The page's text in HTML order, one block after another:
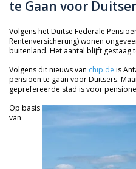
te Gaan voor
Volgens het Duitse Federale
Rentenversicherung) wonen
buitenland. Het aantal blijft gestaag
Volgens dit nieuws van chip.de is
pensioen te gaan voor Duitsers.
geprefereerde stad is voor
Op basis
van